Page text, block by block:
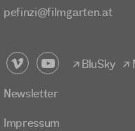
pefinzi@filmgarten.at
BluSky
Newsletter
Impressum